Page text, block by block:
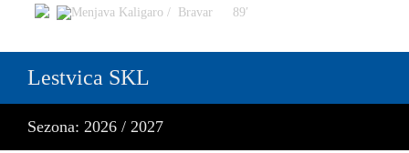
Kaligaro / Bravar
89′
Lestvica SKL
Sezona: 2026 / 2027